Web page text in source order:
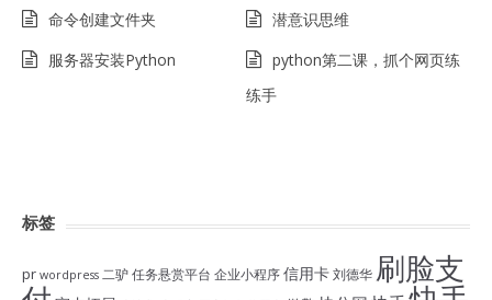
命令创建文件夹
潜意识思维
服务器安装Python
python第二课，抓个网页练
练手
标签
pr wordpress 二驴任务悬赏平台 企业小程序信用卡刘德华 刷脸支